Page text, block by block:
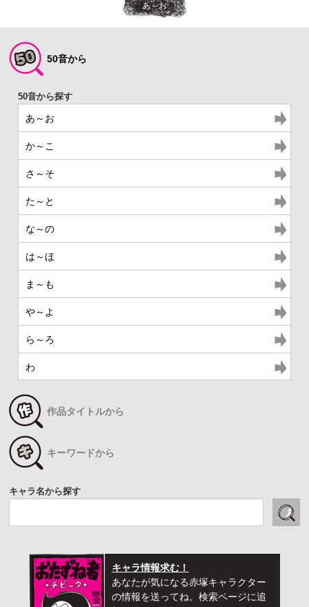
あ～お
50音から
あ～お
か～こ
さ～そ
た～と
な～の
は～ほ
ま～も
や～よ
ら～ろ
わ
作品タイトルから
キーワードから
キャラ名から探す
キャラ情報求む！
あなたが気になる赤塚キャラクター
の情報を送ってね。検索ページに追